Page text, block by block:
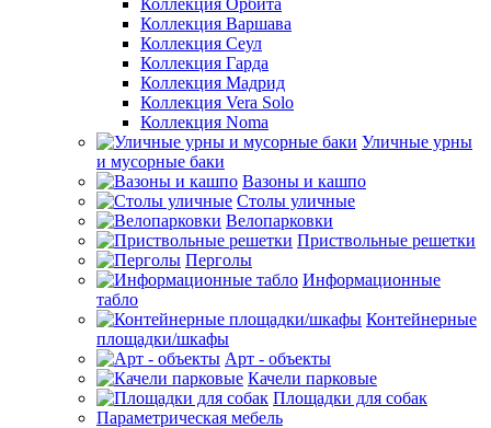
Коллекция Орбита
Коллекция Варшава
Коллекция Сеул
Коллекция Гарда
Коллекция Мадрид
Коллекция Vera Solo
Коллекция Noma
Уличные урны
и мусорные баки
Вазоны и кашпо
Столы уличные
Велопарковки
Приствольные решетки
Перголы
Информационные
табло
Контейнерные
площадки/шкафы
Арт - объекты
Качели парковые
Площадки для собак
Параметрическая мебель